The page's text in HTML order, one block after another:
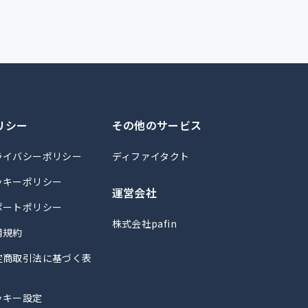
シー
イバシーポリシー
キーポリシー
ートポリシー
約
商取引法に基づく表
ー設定
その他のサービス
ディファイタクト
運営会社
株式会社pafin